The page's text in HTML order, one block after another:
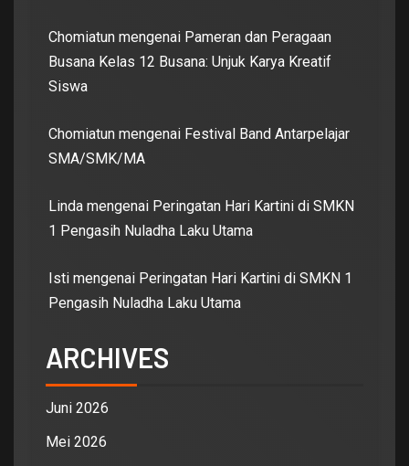
Chomiatun mengenai Pameran dan Peragaan
Busana Kelas 12 Busana: Unjuk Karya Kreatif
Siswa
Chomiatun mengenai Festival Band Antarpelajar
SMA/SMK/MA
Linda mengenai Peringatan Hari Kartini di SMKN
1 Pengasih Nuladha Laku Utama
Isti mengenai Peringatan Hari Kartini di SMKN 1
Pengasih Nuladha Laku Utama
ARCHIVES
Juni 2026
Mei 2026